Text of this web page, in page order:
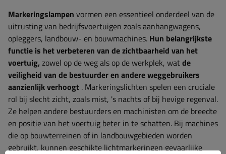
Markeringslampen vormen een essentieel onderdeel van de
uitrusting van bedrijfsvoertuigen zoals aanhangwagens,
opleggers, landbouw- en bouwmachines. Hun belangrijkste
functie is het verbeteren van de zichtbaarheid van het
voertuig,zowel op de weg als op de werkplek, watde
veiligheid van de bestuurder en andere weggebruikers
aanzienlijk verhoogt . Markeringslichten spelen een cruciale
rol bij slecht zicht, zoals mist, 's nachts of bij hevige regenval.
Ze helpen andere bestuurders en machinisten om de breedte
en positie van het voertuig beter in te schatten. Bij machines
die op bouwterreinen of in landbouwgebieden worden
gebruikt, kunnen geschikte lichtmarkeringen gevaarlijke